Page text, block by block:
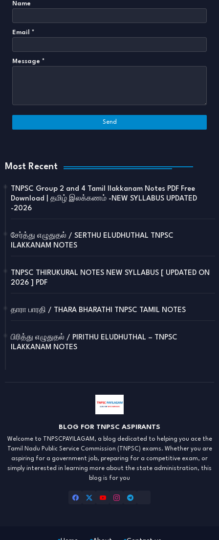
Name
Email *
Message *
Most Recent
TNPSC Group 2 and 4 Tamil Ilakkanam Notes PDF Free
Download | தமிழ் இலக்கணம் -NEW SYLLABUS UPDATED
-2026
சேர்த்து எழுதுதல் / SERTHU ELUDHUTHAL TNPSC
ILAKKANAM NOTES
TNPSC THIRUKURAL NOTES NEW SYLLABUS [ UPDATED ON
2026 ] PDF
தாரா பாரதி / THARA BHARATHI TNPSC TAMIL NOTES
பிரித்து எழுதுதல் / PIRITHU ELUDHUTHAL – TNPSC
ILAKKANAM NOTES
BLOG FOR TNPSC ASPIRANTS
Welcome to TNPSCPAYILAGAM, a blog dedicated to helping you ace the
Tamil Nadu Public Service Commission (TNPSC) exams. Whether you are
aspiring for a government job, preparing for a competitive exam, or
simply interested in learning more about the state administration, this
blog is for you